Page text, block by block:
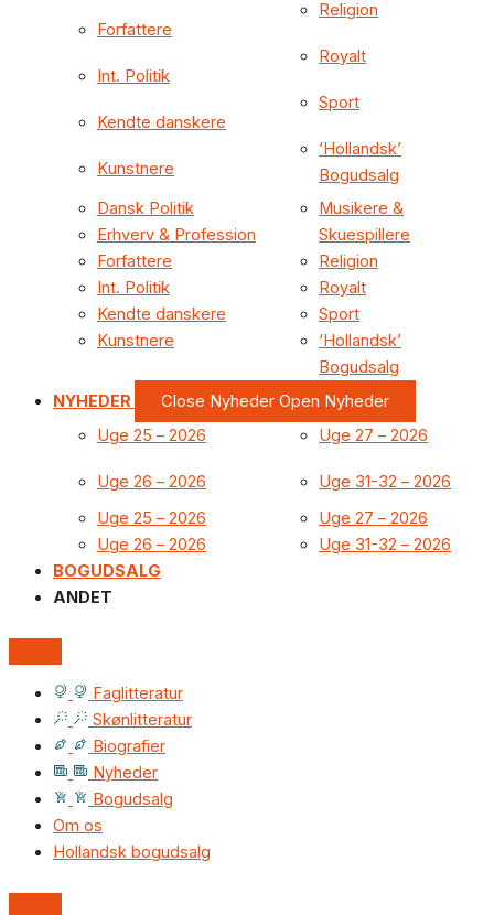
Forfattere
Int. Politik
Kendte danskere
Kunstnere
Religion
Royalt
Sport
‘Hollandsk’
Bogudsalg
Dansk Politik
Erhverv & Profession
Forfattere
Int. Politik
Kendte danskere
Kunstnere
Musikere &
Skuespillere
Religion
Royalt
Sport
‘Hollandsk’
Bogudsalg
NYHEDER
Close Nyheder Open Nyheder
Uge 25 – 2026
Uge 26 – 2026
Uge 27 – 2026
Uge 31-32 – 2026
Uge 25 – 2026
Uge 26 – 2026
Uge 27 – 2026
Uge 31-32 – 2026
BOGUDSALG
ANDET
Faglitteratur
Skønlitteratur
Biografier
Nyheder
Bogudsalg
Om os
Hollandsk bogudsalg